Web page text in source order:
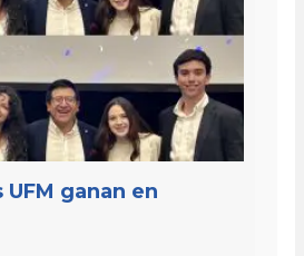
ganan en